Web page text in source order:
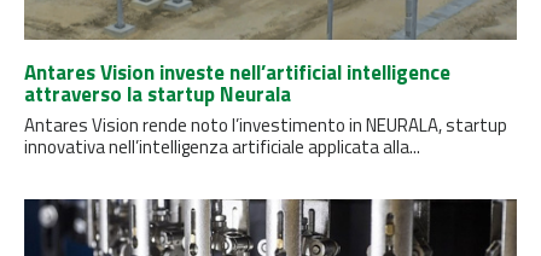
Antares Vision investe nell’artificial intelligence
attraverso la startup Neurala
Antares Vision rende noto l’investimento in NEURALA, startup
innovativa nell’intelligenza artificiale applicata alla...